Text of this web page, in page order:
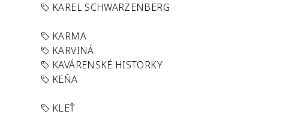
KAREL SCHWARZENBERG
KARMA
KARVINÁ
KAVÁRENSKÉ HISTORKY
KEŇA
KLEŤ